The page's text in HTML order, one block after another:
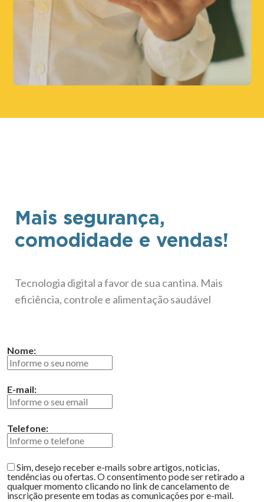
Mais segurança,
comodidade e vendas!
Tecnologia digital a favor de sua cantina. Mais
eficiência, controle e alimentação saudável
Nome:
E-mail:
Telefone:
Sim, desejo receber e-mails sobre artigos, noticias,
tendências ou ofertas. O consentimento pode ser retirado a
qualquer momento clicando no link de cancelamento de
inscrição presente em todas as comunicações por e-mail.